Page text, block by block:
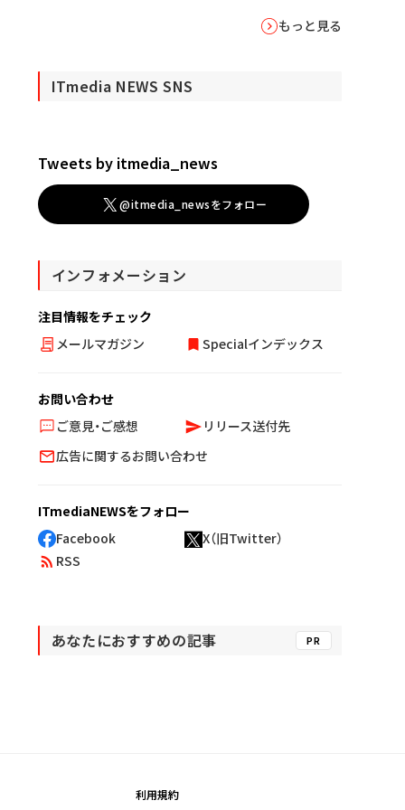
もっと見る
ITmedia NEWS SNS
Tweets by itmedia_news
@itmedia_newsをフォロー
インフォメーション
注目情報をチェック
メールマガジン
Specialインデックス
お問い合わせ
ご意見・ご感想
リリース送付先
広告に関するお問い合わせ
ITmediaNEWSをフォロー
Facebook
X（旧Twitter）
RSS
あなたにおすすめの記事 PR
利用規約